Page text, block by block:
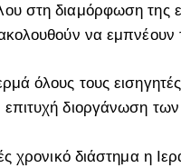
στη διαμόρφωση της
να
όλους τους
διοργάνωση
χρονικό διάστημα η